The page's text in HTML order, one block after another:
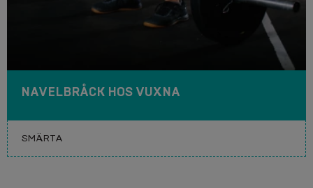
NAVELBRÅCK HOS VUXNA